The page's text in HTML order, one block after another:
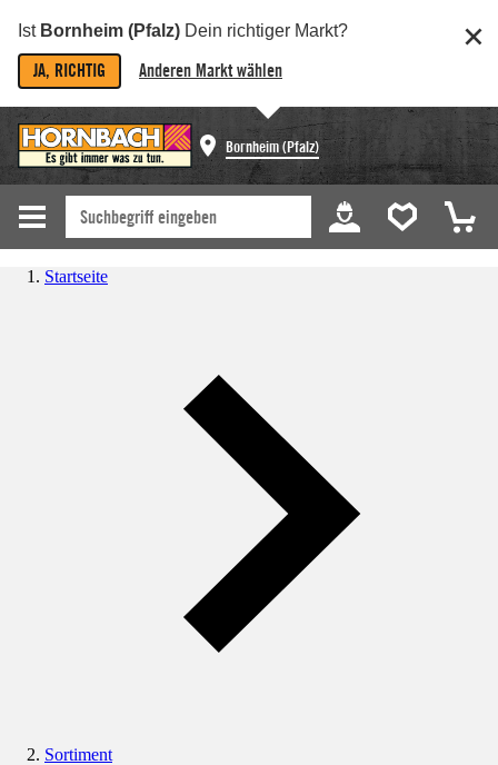
Ist Bornheim (Pfalz) Dein richtiger Markt?
JA, RICHTIG Anderen Markt wählen
Bornheim (Pfalz)
Startseite
Sortiment